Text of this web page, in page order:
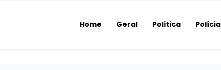
Home Geral Política Polícia